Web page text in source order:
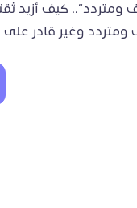
ومتردد”.. كيف أزيد
وغير قادر على